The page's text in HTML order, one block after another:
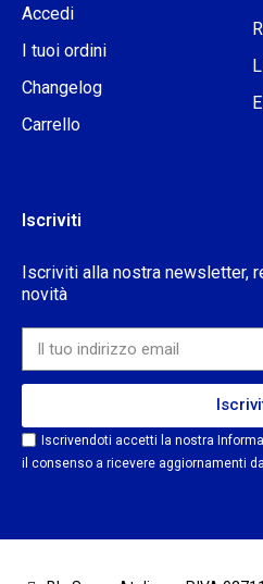
Accedi
I tuoi ordini
Changelog
Carrello
Iscriviti
Iscriviti alla nostra newsletter,
novità
Iscrivendoti accetti la nostra
il consenso a ricevere aggiornamenti